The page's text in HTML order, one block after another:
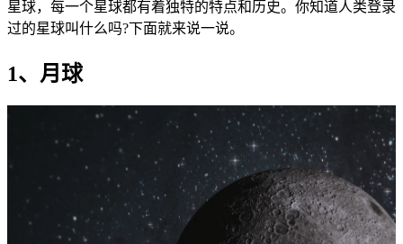
星球，每一个星球都有着独特的特点和历史。你知道人类登录
过的星球叫什么吗?下面就来说一说。
1、月球